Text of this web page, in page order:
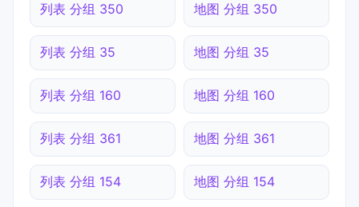
列表 分组 350 地图 分组 350
列表 分组 35 地图 分组 35
列表 分组 160 地图 分组 160
列表 分组 361 地图 分组 361
列表 分组 154 地图 分组 154